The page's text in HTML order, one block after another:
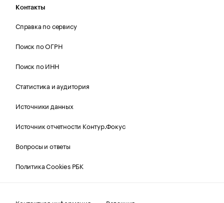
Контакты
Справка по сервису
Поиск по ОГРН
Поиск по ИНН
Статистика и аудитория
Источники данных
Источник отчетности Контур.Фокус
Вопросы и ответы
Политика Cookies РБК